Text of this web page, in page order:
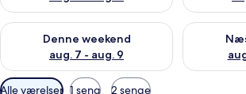
Denne weekend
aug. 7 - aug. 9
Tjek tilgængelighed for denne weekend
Tjek
Tilgængelige
Alle værelser 1 seng 2 senge